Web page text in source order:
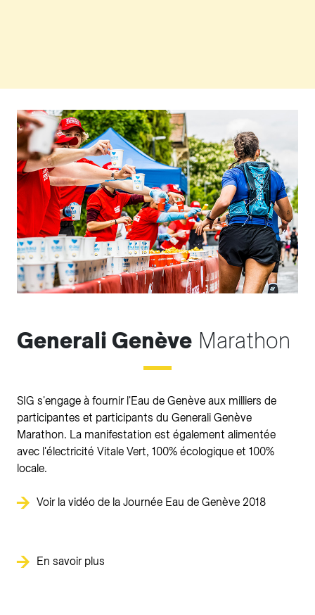
Generali Genève Marathon
SIG s'engage à fournir l'Eau de Genève aux milliers de
participantes et participants du Generali Genève
Marathon. La manifestation est également alimentée
avec l'électricité Vitale Vert, 100% écologique et 100%
locale.
Voir la vidéo de la Journée Eau de Genève 2018
En savoir plus